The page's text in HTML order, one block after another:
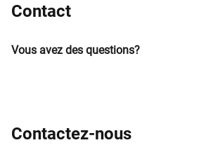
Contact
Vous avez des questions?
Contactez-nous